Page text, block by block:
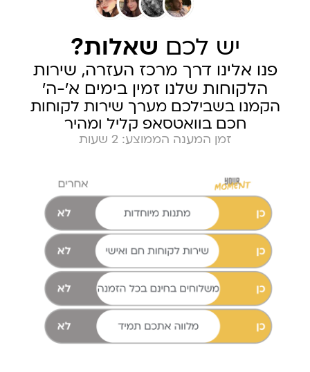
יש לכם שאלות?
פנו אלינו דרך מרכז העזרה, שירות
הלקוחות שלנו זמין בימים א׳-ה׳
הקמנו בשבילכם מערך שירות לקוחות
חכם בוואטסאפ קליל ומהיר
זמן המענה הממוצע: 2 שעות